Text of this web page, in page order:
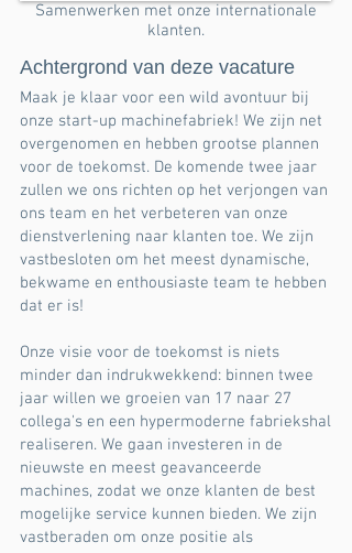
Samenwerken met onze internationale
klanten.
Achtergrond van deze vacature
Maak je klaar voor een wild avontuur bij
onze start-up machinefabriek! We zijn net
overgenomen en hebben grootse plannen
voor de toekomst. De komende twee jaar
zullen we ons richten op het verjongen van
ons team en het verbeteren van onze
dienstverlening naar klanten toe. We zijn
vastbesloten om het meest dynamische,
bekwame en enthousiaste team te hebben
dat er is!
Onze visie voor de toekomst is niets
minder dan indrukwekkend: binnen twee
jaar willen we groeien van 17 naar 27
collega's en een hypermoderne fabriekshal
realiseren. We gaan investeren in de
nieuwste en meest geavanceerde
machines, zodat we onze klanten de best
mogelijke service kunnen bieden. We zijn
vastberaden om onze positie als